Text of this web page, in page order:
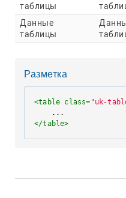
таблицы
Данные
таблицы
Разметка
<table class= "uk-
</table>